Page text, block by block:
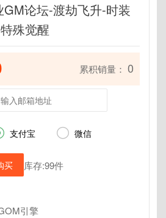
论坛-渡劫飞升-时装
殊觉醒
累积销量： 0
支付宝  微信
买 库存:99件
引擎